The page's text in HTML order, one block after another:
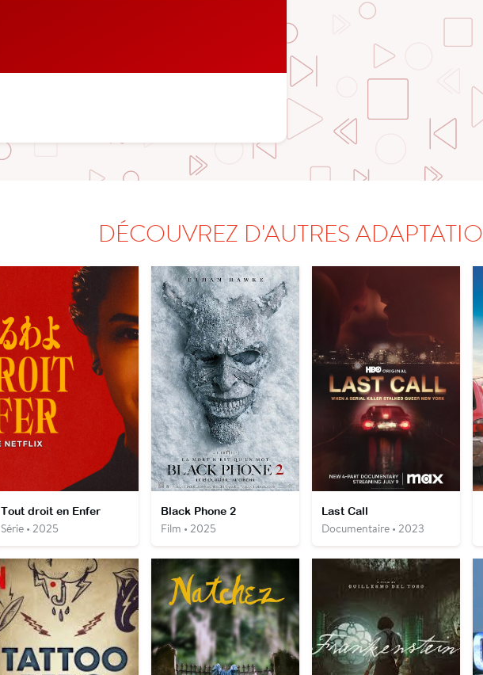
DÉCOUVREZ D'AUTRES
Tout droit en Enfer
Série • 2025
Black Phone 2
Film • 2025
Last Call
Documentaire • 2023